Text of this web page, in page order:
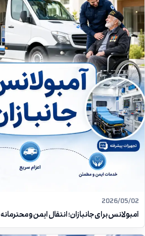
2026/05/02
آمبولانس برای جانبازان؛ انتقال ایمن و محترمانه